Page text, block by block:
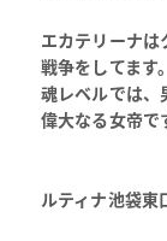
エカテリーナは
戦争をしてます。
魂レベルでは、
偉大なる女帝で
ルティナ池袋